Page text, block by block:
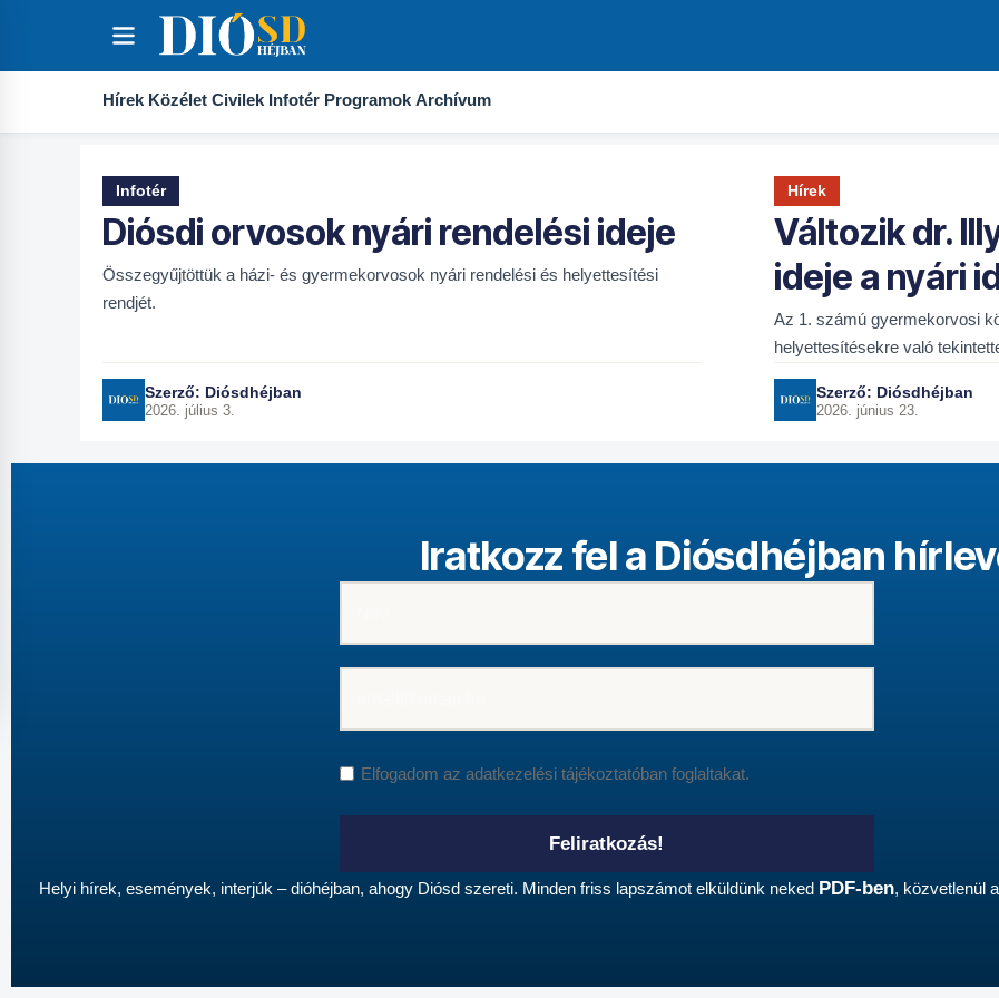
Hírek Közélet Civilek Infotér Programok Archívum
Infotér
Diósdi orvosok nyári rendelési ideje
Összegyűjtöttük a házi- és gyermekorvosok nyári rendelési és helyettesítési
rendjét.
Szerző: Diósdhéjban
2026. július 3.
Hírek
Változik dr.
ideje a nyári
Az 1. számú gyermekorvosi
helyettesítésekre való
Péntek: 09-10 óráig…
Szerző: Diósdhéjban
2026. június 23.
Iratkozz fel a Diósdhéjban
Elfogadom az adatkezelési tájékoztatóbanfoglaltakat.
Feliratkozás!
Helyi hírek, események, interjúk – dióhéjban, ahogy Diósd szereti. Minden friss lapszámot elküldünk neked PDF-ben, közvetlenül